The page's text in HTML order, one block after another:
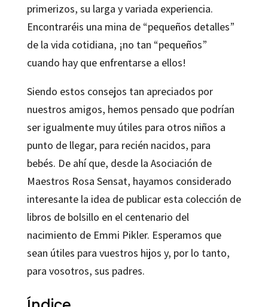
primerizos, su larga y variada experiencia.
Encontraréis una mina de “pequeños detalles”
de la vida cotidiana, ¡no tan “pequeños”
cuando hay que enfrentarse a ellos!
Siendo estos consejos tan apreciados por
nuestros amigos, hemos pensado que podrían
ser igualmente muy útiles para otros niños a
punto de llegar, para recién nacidos, para
bebés. De ahí que, desde la Asociación de
Maestros Rosa Sensat, hayamos considerado
interesante la idea de publicar esta colección de
libros de bolsillo en el centenario del
nacimiento de Emmi Pikler. Esperamos que
sean útiles para vuestros hijos y, por lo tanto,
para vosotros, sus padres.